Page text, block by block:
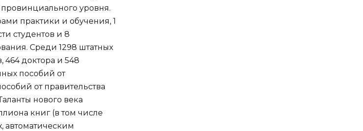
уровня.
практики и обучения, 1
студентов и 8
Среди 1298 штатных
464 доктора и 548
пособий от
от правительства
нового века
книг (в том числе
автоматическим